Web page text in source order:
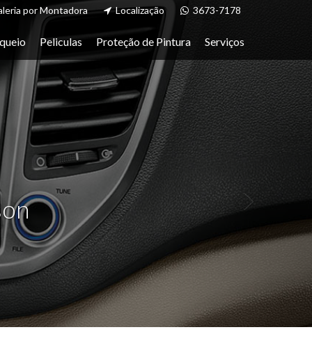
por Montadora Localização 3673-7178
Peliculas Proteção de Pintura Serviços